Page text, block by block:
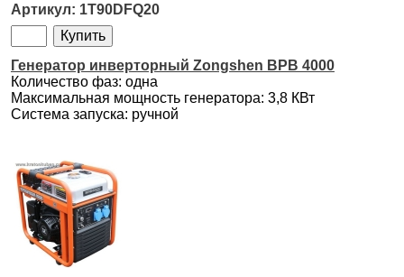
1T90DFQ20
Генератор инверторный Zongshen BPB 4000
Количество фаз: одна
Максимальная мощность генератора: 3,8 КВт
Система запуска: ручной